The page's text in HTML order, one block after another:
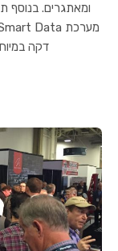
דקה